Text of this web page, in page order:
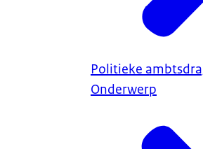
Politieke
Onderwerp